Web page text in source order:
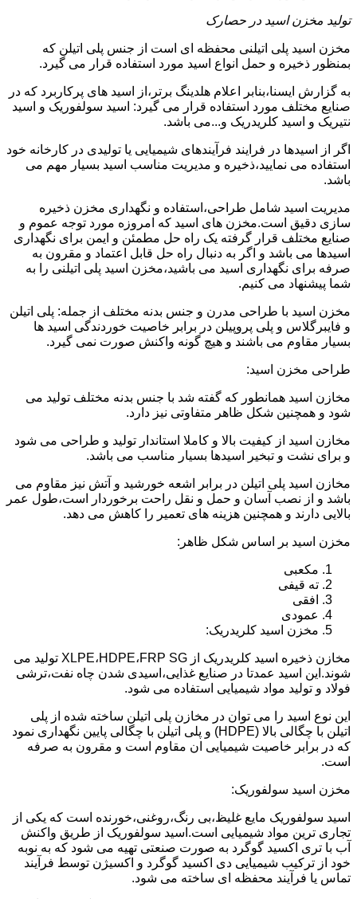
تولید مخزن اسید در حصارک
مخزن اسید پلی اتیلنی محفظه ای است از جنس پلی اتیلن که
بمنظور ذخیره و حمل انواع اسید مورد استفاده قرار می گیرد.
به گزارش ایسنا،بنابر اعلام هلدینگ برتر،از اسید های پرکاربرد که در
صنایع مختلف مورد استفاده قرار می گیرد: اسید سولفوریک و اسید
نتیریک و اسید کلریدریک و...می باشد.
اگر از اسیدها در فرایند فرآیندهای شیمیایی یا تولیدی در کارخانه خود
استفاده می نمایید،ذخیره و مدیریت مناسب اسید بسیار مهم می
باشد.
مدیریت اسید شامل طراحی،استفاده و نگهداری مخزن ذخیره
سازی دقیق است.مخزن های اسید که امروزه مورد توجه عموم و
صنایع مختلف قرار گرفته یک راه حل مطمئن و ایمن برای نگهداری
اسیدها می باشد و اگر به دنبال راه حل قابل اعتماد و مقرون به
صرفه برای نگهداری اسید می باشید،مخزن اسید پلی اتیلنی را به
شما پیشنهاد می کنیم.
مخزن اسید با طراحی مدرن و جنس بدنه مختلف از جمله: پلی اتیلن
و فایبرگلاس و پلی پروپیلن در برابر خاصیت خوردندگی اسید ها
بسیار مقاوم می باشند و هیچ گونه واکنش صورت نمی گیرد.
طراحی مخزن اسید:
مخازن اسید همانطور که گفته شد با جنس بدنه مختلف تولید می
شود و همچنین شکل ظاهر متفاوتی نیز دارد.
مخازن اسید از کیفیت بالا و کاملا استاندار تولید و طراحی می شود
و برای نشت و تبخیر اسیدها بسیار مناسب می باشد.
مخازن اسید پلی اتیلن در برابر اشعه خورشید و آتش نیز مقاوم می
باشد و از نصب آسان و حمل و نقل راحت برخوردار است،طول عمر
بالایی دارند و همچنین هزینه های تعمیر را کاهش می دهد.
مخزن اسید بر اساس شکل ظاهر:
مکعبی
ته قیفی
افقی
عمودی
مخزن اسید کلریدریک:
مخازن ذخیره اسید کلریدریک از XLPE،HDPE،FRP SG تولید می
شوند.این اسید عمدتا در صنایع غذایی،اسیدی شدن چاه نفت،ترشی
فولاد و تولید مواد شیمیایی استفاده می شود.
این نوع اسید را می توان در مخازن پلی اتیلن ساخته شده از پلی
اتیلن با چگالی بالا (HDPE) و پلی اتیلن با چگالی پایین نگهداری نمود
که در برابر خاصیت شیمیایی ان مقاوم است و مقرون به صرفه
است.
مخزن اسید سولفوریک:
اسید سولفوریک مایع غلیظ،بی رنگ،روغنی،خورنده است که یکی از
تجاری ترین مواد شیمیایی است.اسید سولفوریک از طریق واکنش
آب با تری اکسید گوگرد به صورت صنعتی تهیه می شود که به نوبه
خود از ترکیب شیمیایی دی اکسید گوگرد و اکسیژن توسط فرآیند
تماس یا فرآیند محفظه ای ساخته می شود.